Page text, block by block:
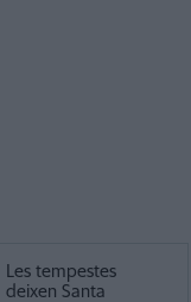
Les tempestes
deixen Santa